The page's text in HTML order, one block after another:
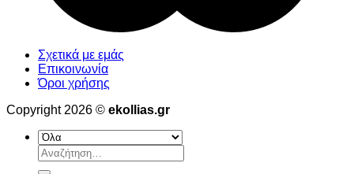
Σχετικά με εμάς
Επικοινωνία
Όροι χρήσης
Copyright 2026 © ekollias.gr
Αναζήτηση
για: